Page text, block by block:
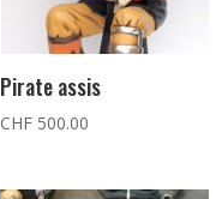
Pirate assis
CHF500.00